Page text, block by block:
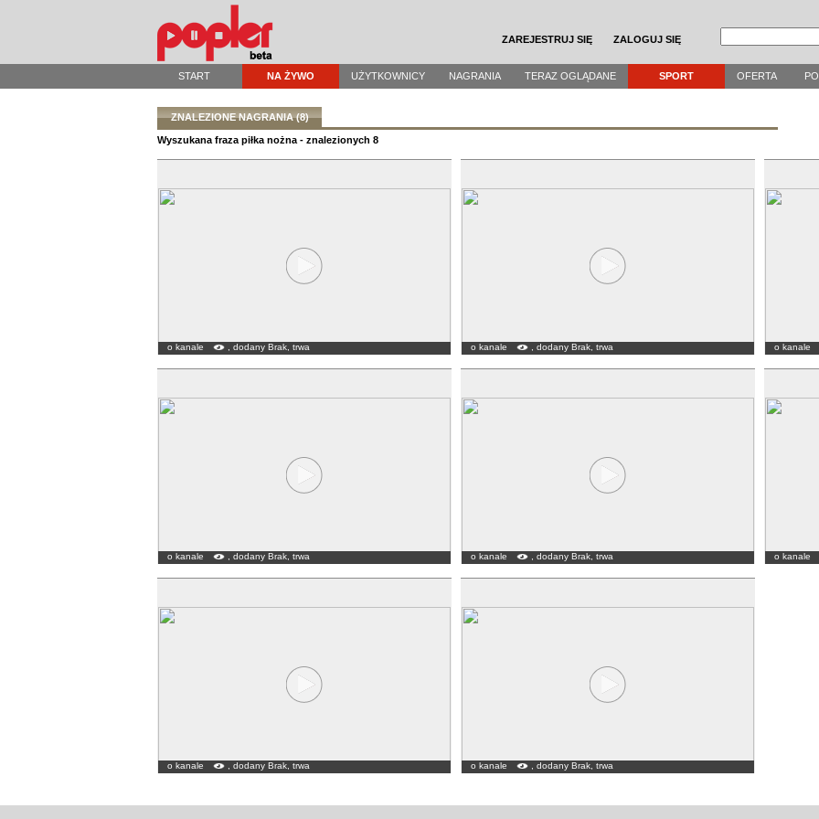
ZAREJESTRUJ SIĘ ZALOGUJ SIĘ
START NA ŻYWO UŻYTKOWNICY NAGRANIA TERAZ OGLĄDANE SPORT OFERTA
ZNALEZIONE NAGRANIA (8)
Wyszukana fraza piłka nożna - znalezionych 8
o kanale , dodany Brak, trwa o kanale , dodany Brak, trwa o kanale
o kanale , dodany Brak, trwa o kanale , dodany Brak, trwa o kanale
o kanale , dodany Brak, trwa o kanale , dodany Brak, trwa